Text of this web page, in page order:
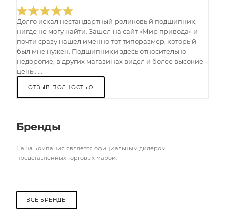
Долго искал нестандартный роликовый подшипник,
нигде не могу найти. Зашел на сайт «Мир привода» и
почти сразу нашел именно тот типоразмер, который
был мне нужен. Подшипники здесь относительно
недорогие, в других магазинах видел и более высокие
цены. ...
ОТЗЫВ ПОЛНОСТЬЮ
Бренды
Наша компания является официальным дилером
представленных торговых марок.
ВСЕ БРЕНДЫ